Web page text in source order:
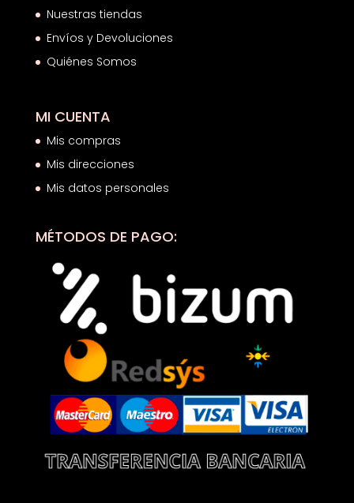
Nuestras tiendas
Envíos y Devoluciones
Quiénes Somos
MI CUENTA
Mis compras
Mis direcciones
Mis datos personales
MÉTODOS DE PAGO: